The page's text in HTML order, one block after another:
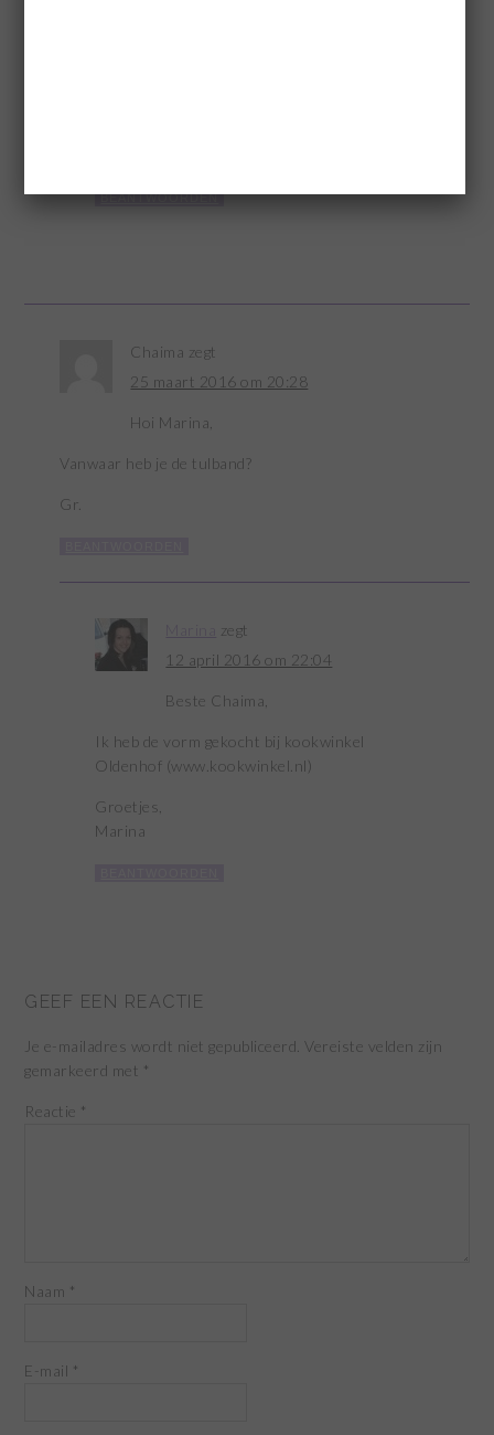
BEANTWOORDEN
Chaima zegt
25 maart 2016 om 20:28
Hoi Marina,
Vanwaar heb je de tulband?
Gr.
zegt
12 april 2016 om 22:04
Beste Chaima,
Ik heb de vorm gekocht bij kookwinkel
Oldenhof (www.kookwinkel.nl)
Groetjes,
Marina
GEEF EEN REACTIE
Je e-mailadres wordt niet gepubliceerd. Vereiste velden zijn
gemarkeerd met *
Reactie *
Naam *
E-mail *